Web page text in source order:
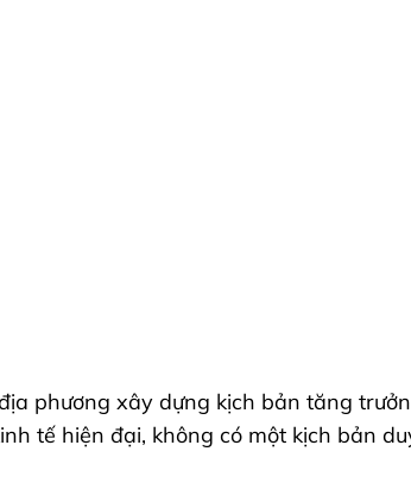
phương xây dựng kịch bản tăng
tế hiện đại, không có một kịch bản